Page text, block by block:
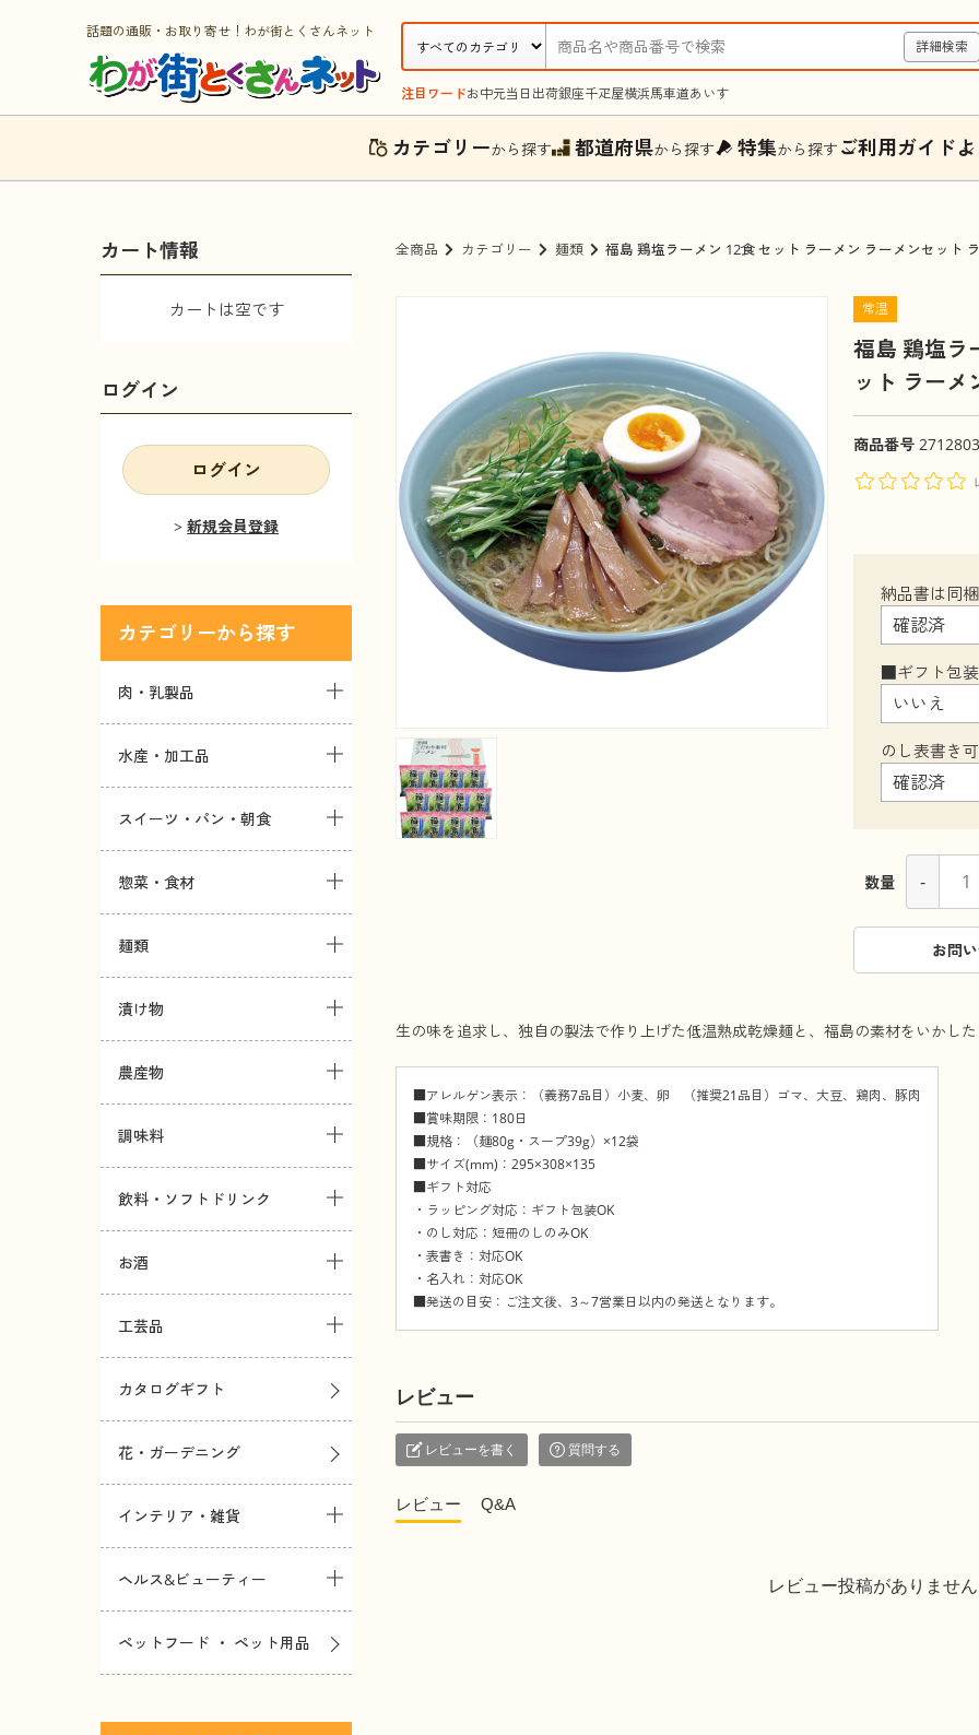
話題の通販・お取り寄せ！わが街とくさんネット
詳細検索
注目ワードお中元当日出荷銀座千疋屋横浜馬車道あいす
カテゴリーから探す 都道府県から探す 特集から探す ご利用ガイド
全商品 カテゴリー 麺類 福島 鶏塩ラーメン 12食 セット ラーメン ラーメンセット
常温
福島 鶏塩ラ
ット ラー
商品番号
納品書は同
■ギフト包
のし表書き
数量 -
お問
生の味を追求し、独自の製法で作り上げた低温熟成乾燥麺と、福島の素材をいかし
■アレルゲン表示：（義務7品目）小麦、卵 （推奨21品目）ゴマ、大豆、鶏肉、豚肉
■賞味期限：180日
■規格：（麺80g・スープ39g）×12袋
■サイズ(mm)：295×308×135
■ギフト対応
・ラッピング対応：ギフト包装OK
・のし対応：短冊のしのみOK
・表書き：対応OK
・名入れ：対応OK
■発送の目安：ご注文後、3～7営業日以内の発送となります。
レビュー
レビューを書く 質問する
レビュー Q&A
レビュー投稿がありませ
カート情報
カートは空です
ログイン
ログイン
新規会員登録
カテゴリー
肉・乳製品
水産・加工品
スイーツ・パン・朝食
惣菜・食材
麺類
漬け物
農産物
調味料
飲料・ソフトドリンク
お酒
工芸品
カタログギフト
花・ガーデニング
インテリア・雑貨
ヘルス&ビューティー
ペットフード ・ ペット用品